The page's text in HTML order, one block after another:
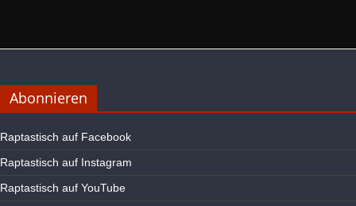
Abonnieren
Raptastisch auf Facebook
Raptastisch auf Instagram
Raptastisch auf YouTube